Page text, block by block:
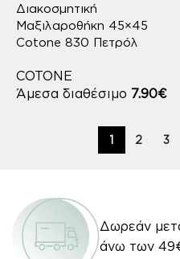
Διακοσμητική
Μαξιλαροθήκη 45×45
Cotone 830 Πετρόλ
COTONE
Άμεσα διαθέσιμο 7.90€
1 2 3
Δωρεάν
άνω των 49€